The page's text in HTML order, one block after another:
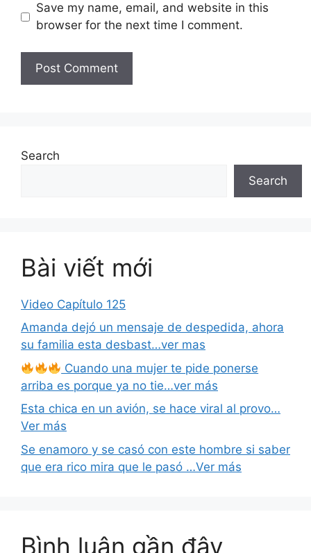
Save my name, email, and website in this
browser for the next time I comment.
Search
Search
Bài viết mới
Video Capítulo 125
Amanda dejó un mensaje de despedida, ahora
su familia esta desbast…ver mas
Cuando una mujer te pide ponerse
arriba es porque ya no tie…ver más
Esta chica en un avión, se hace viral al provo…
Ver más
Se enamoro y se casó con este hombre si saber
que era rico mira que le pasó …Ver más
Bình luận gần đây